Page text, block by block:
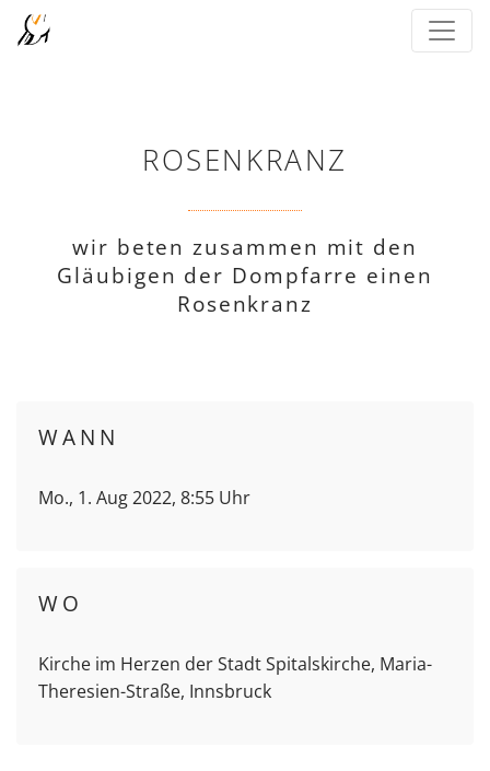
ROSENKRANZ
wir beten zusammen mit den
Gläubigen der Dompfarre einen
Rosenkranz
WANN
Mo., 1. Aug 2022, 8:55 Uhr
WO
Kirche im Herzen der Stadt Spitalskirche, Maria-
Theresien-Straße, Innsbruck